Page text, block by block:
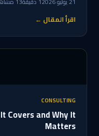
اقرأ المقال ←
CONSULTING
Covers and Why It
Matters